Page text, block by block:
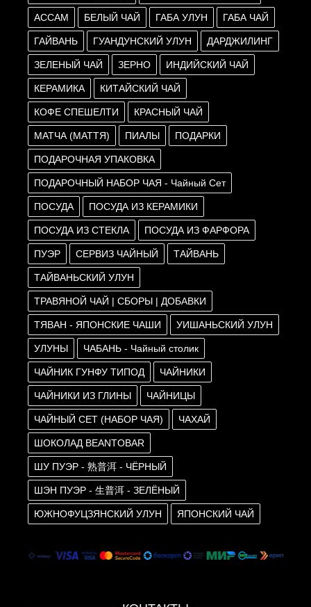
АССАМ БЕЛЫЙ ЧАЙ ГАБА УЛУН ГАБА ЧАЙ
ГАЙВАНЬ ГУАНДУНСКИЙ УЛУН ДАРДЖИЛИНГ
ЗЕЛЕНЫЙ ЧАЙ ЗЕРНО ИНДИЙСКИЙ ЧАЙ
КЕРАМИКА КИТАЙСКИЙ ЧАЙ
КОФЕ СПЕШЕЛТИ КРАСНЫЙ ЧАЙ
МАТЧА (МАТТЯ) ПИАЛЫ ПОДАРКИ
ПОДАРОЧНАЯ УПАКОВКА
ПОДАРОЧНЫЙ НАБОР ЧАЯ - Чайный Сет
ПОСУДА ПОСУДА ИЗ КЕРАМИКИ
ПОСУДА ИЗ СТЕКЛА ПОСУДА ИЗ ФАРФОРА
ПУЭР СЕРВИЗ ЧАЙНЫЙ ТАЙВАНЬ
ТАЙВАНЬСКИЙ УЛУН
ТРАВЯНОЙ ЧАЙ | СБОРЫ | ДОБАВКИ
ТЯВАН - ЯПОНСКИЕ ЧАШИ УИШАНЬСКИЙ УЛУН
УЛУНЫ ЧАБАНЬ - Чайный столик
ЧАЙНИК ГУНФУ ТИПОД ЧАЙНИКИ
ЧАЙНИКИ ИЗ ГЛИНЫ ЧАЙНИЦЫ
ЧАЙНЫЙ СЕТ (НАБОР ЧАЯ) ЧАХАЙ
ШОКОЛАД BEANTOBAR
ШУ ПУЭР - 熟普洱 - ЧЁРНЫЙ
ШЭН ПУЭР - 生普洱 - ЗЕЛЁНЫЙ
ЮЖНОФУЦЗЯНСКИЙ УЛУН ЯПОНСКИЙ ЧАЙ